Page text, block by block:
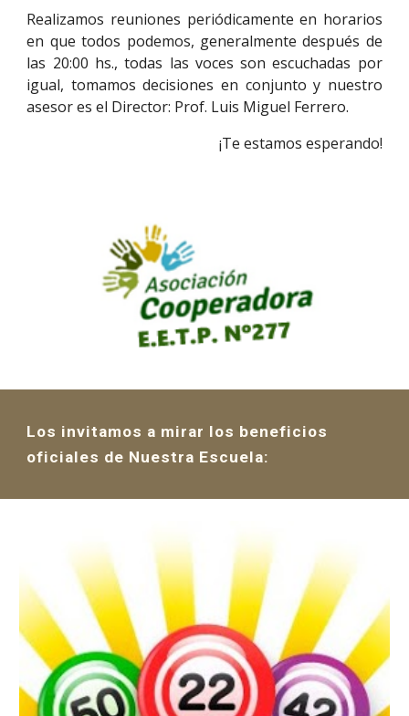
Realizamos reuniones periódicamente en horarios
en que todos podemos, generalmente después de
las 20:00 hs., todas las voces son escuchadas por
igual, tomamos decisiones en conjunto y nuestro
asesor es el Director: Prof. Luis Miguel Ferrero.
¡Te estamos esperando!
Los invitamos a mirar los beneficios
oficiales de Nuestra Escuela: